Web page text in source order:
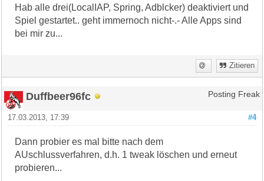
Hab alle drei(LocalIAP, Spring, Adblcker) deaktiviert und
Spiel gestartet.. geht immernoch nicht-.- Alle Apps sind
bei mir zu...
Zitieren
Duffbeer96fc Posting Freak
#4
17.03.2013, 17:39
Dann probier es mal bitte nach dem
AUschlussverfahren, d.h. 1 tweak löschen und erneut
probieren...